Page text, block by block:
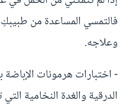
فالتمسي المساعدة من طبيبكِ
وعلاجه.
- اختبارات هرمونات الإباضة
الدرقية والغدة النخامية